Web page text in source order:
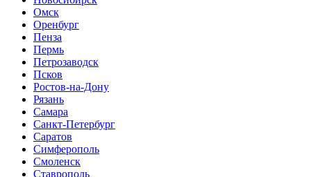
Омск
Оренбург
Пенза
Пермь
Петрозаводск
Псков
Ростов-на-Дону
Рязань
Самара
Санкт-Петербург
Саратов
Симферополь
Смоленск
Ставрополь